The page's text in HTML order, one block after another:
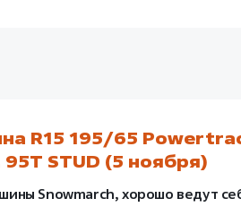
R15 195/65
95T STUD (5 ноября)
Snowmarch, хорошо ведут